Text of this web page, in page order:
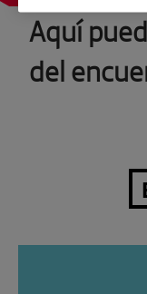
Aquí
del